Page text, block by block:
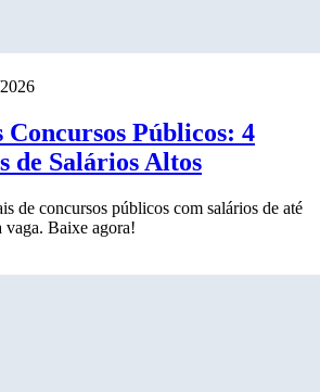
Públicos: 4
de Salários Altos
de concursos públicos com salários de até
vaga. Baixe agora!